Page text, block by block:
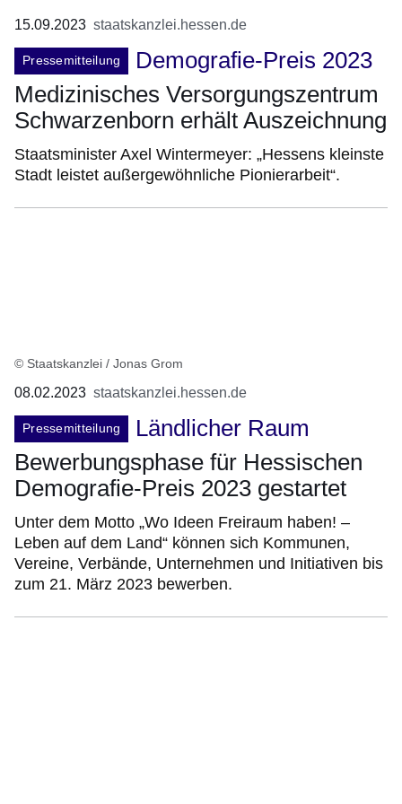
15.09.2023 staatskanzlei.hessen.de
Pressemitteilung
Demografie-Preis 2023
Medizinisches Versorgungszentrum
Schwarzenborn erhält Auszeichnung
Staatsminister Axel Wintermeyer: „Hessens kleinste
Stadt leistet außergewöhnliche Pionierarbeit“.
© Staatskanzlei / Jonas Grom
08.02.2023 staatskanzlei.hessen.de
Pressemitteilung
Ländlicher Raum
Bewerbungsphase für Hessischen
Demografie-Preis 2023 gestartet
Unter dem Motto „Wo Ideen Freiraum haben! –
Leben auf dem Land“ können sich Kommunen,
Vereine, Verbände, Unternehmen und Initiativen bis
zum 21. März 2023 bewerben.